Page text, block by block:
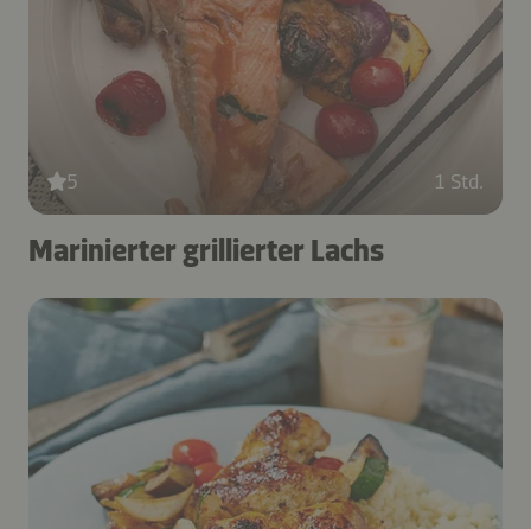
5 1 Std.
Marinierter grillierter Lachs